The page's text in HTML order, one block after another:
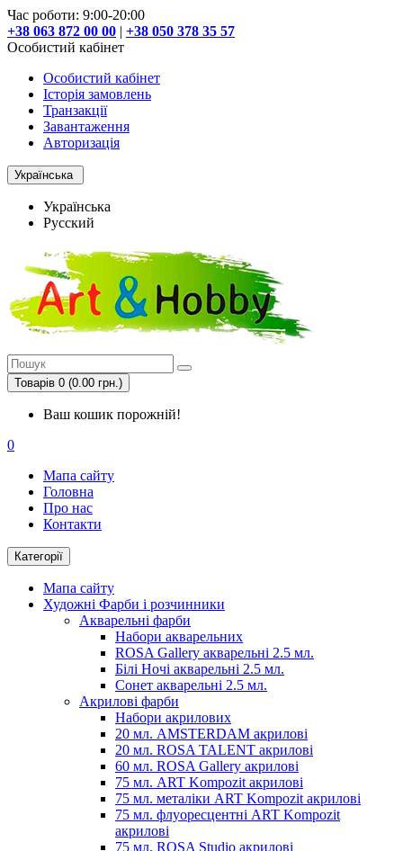
Час роботи: 9:00-20:00
+38 063 872 00 00 | +38 050 378 35 57
Особистий кабінет
Особистий кабінет
Історія замовлень
Транзакції
Завантаження
Авторизація
Українська
Українська
Русский
Товарів 0 (0.00 грн.)
Ваш кошик порожній!
0
Мапа сайту
Головна
Про нас
Контакти
Категорії
Мапа сайту
Художні Фарби і розчинники
Акварельні фарби
Набори акварельних
ROSA Gallery акварельні 2.5 мл.
Білі Ночі акварельні 2.5 мл.
Сонет акварельні 2.5 мл.
Акрилові фарби
Набори акрилових
20 мл. AMSTERDAM акрилові
20 мл. ROSA TALENT акрилові
60 мл. ROSA Gallery акрилові
75 мл. ART Kompozit акрилові
75 мл. металіки ART Kompozit акрилові
75 мл. флуоресцентні ART Kompozit
акрилові
75 мл. ROSA Studio акрилові